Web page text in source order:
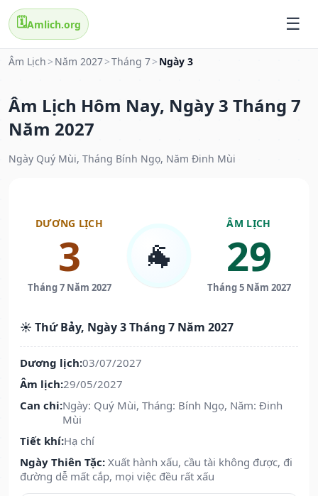
🗓️Amlich.org
Âm Lịch > Năm 2027>Tháng 7> Ngày 3
Âm Lịch Hôm Nay, Ngày 3 Tháng 7
Năm 2027
Ngày Quý Mùi, Tháng Bính Ngọ, Năm Đinh Mùi
DƯƠNG LỊCH
3
Tháng 7 Năm 2027
🐐
ÂM LỊCH
29
Tháng 5 Năm 2027
☀️ Thứ Bảy, Ngày 3 Tháng 7 Năm 2027
Dương lịch:03/07/2027
Âm lịch:29/05/2027
Can chi:Ngày: Quý Mùi, Tháng: Bính Ngọ, Năm: Đinh
Mùi
Tiết khí:Hạ chí
Ngày Thiên Tặc: Xuất hành xấu, cầu tài không được, đi
đường dễ mất cắp, mọi việc đều rất xấu